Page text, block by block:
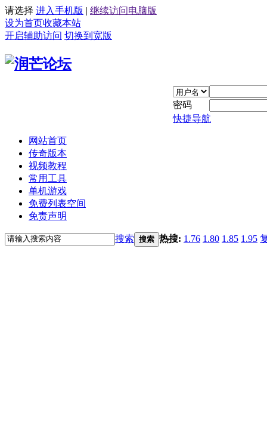
请选择 进入手机版 | 继续访问电脑版
设为首页收藏本站
开启辅助访问 切换到宽版
密码
快捷导航
网站首页
传奇版本
视频教程
常用工具
单机游戏
免费列表空间
免责声明
搜索 搜索 热搜: 1.76 1.80 1.85 1.95